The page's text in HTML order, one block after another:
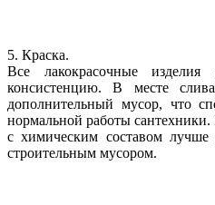
5. Краска.
Все лакокрасочные
консистенцию. В месте
дополнительный мусор, что
нормальной работы
с химическим составом лучше
строительным мусором.